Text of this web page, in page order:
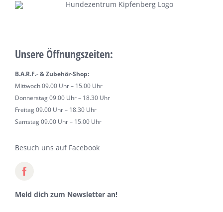
Unsere Öffnungszeiten:
B.A.R.F.- & Zubehör-Shop:
Mittwoch 09.00 Uhr – 15.00 Uhr
Donnerstag 09.00 Uhr – 18.30 Uhr
Freitag 09.00 Uhr – 18.30 Uhr
Samstag 09.00 Uhr – 15.00 Uhr
Besuch uns auf Facebook
Meld dich zum Newsletter an!